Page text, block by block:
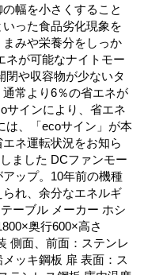
幅を小さくすること
った食品劣化現象を
みや栄養分をしっか
が可能なナイトモー
閉や収容物が少ないタ
常より6％の省エネが
サインにより、省エネ
は、「ecoサイン」が本
ネ運転状況をお知ら
ました DCファンモー
ップ。10年前の機種
れ、余分なエネルギ
ーブル メーカー ホシ
奥行600×高さ
側面、前面：ステンレ
ッキ鋼板 扉 表面：ス